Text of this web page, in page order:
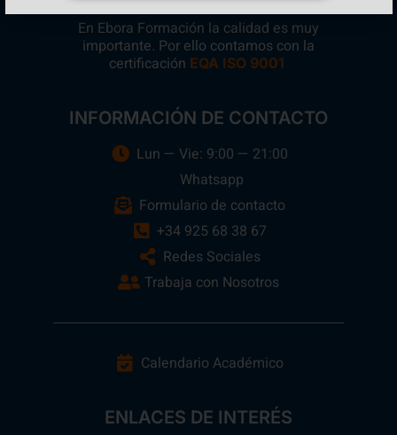
En Ebora Formación la calidad es muy
importante. Por ello contamos con la
certificación EQA ISO 9001
INFORMACIÓN DE CONTACTO
Lun — Vie: 9:00 — 21:00
Whatsapp
Formulario de contacto
+34 925 68 38 67
Redes Sociales
Trabaja con Nosotros
Calendario Académico
ENLACES DE INTERÉS